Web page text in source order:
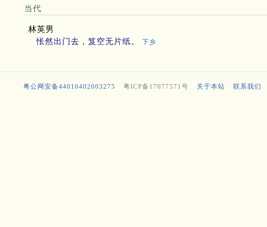
当代
林英男
怅然出门去，笈空无片纸。
下乡
粤公网安备44010402003275 粤ICP备17077571号 关于本站 联系我们